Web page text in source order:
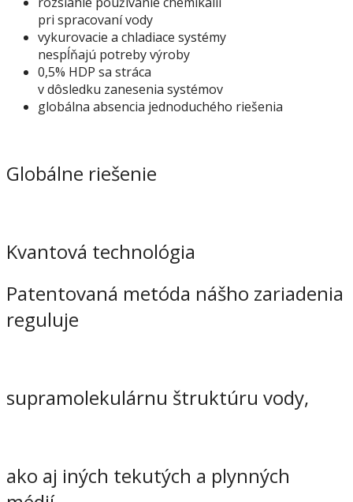
pri spracovaní vody
vykurovacie a chladiace systémy
nespĺňajú potreby výroby
0,5% HDP sa stráca
v dôsledku zanesenia systémov
globálna absencia jednoduchého riešenia
Globálne riešenie
Kvantová technológia
Patentovaná metóda nášho zariadenia
reguluje
supramolekulárnu štruktúru vody,
ako aj iných tekutých a plynných